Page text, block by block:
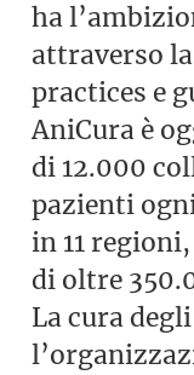
ha
attraverso
practices e
AniCura è
di 12.000
pazienti
in 11
di oltre
La cura